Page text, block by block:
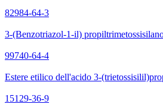
82984-64-3
3-(Benzotriazol-1-il)
99740-64-4
Estere etilico dell'acido 3-
15129-36-9